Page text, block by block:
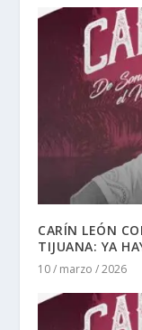
CARÍN LEÓN
TIJUANA: YA
10 / marzo / 2026